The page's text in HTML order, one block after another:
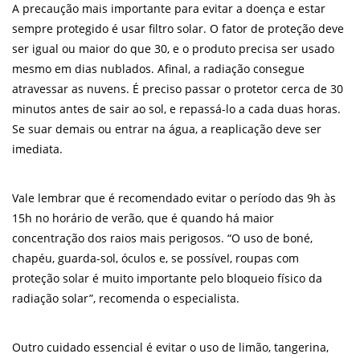
A precaução mais importante para evitar a doença e estar
sempre protegido é usar filtro solar. O fator de proteção deve
ser igual ou maior do que 30, e o produto precisa ser usado
mesmo em dias nublados. Afinal, a radiação consegue
atravessar as nuvens. É preciso passar o protetor cerca de 30
minutos antes de sair ao sol, e repassá-lo a cada duas horas.
Se suar demais ou entrar na água, a reaplicação deve ser
imediata.
Vale lembrar que é recomendado evitar o período das 9h às
15h no horário de verão, que é quando há maior
concentração dos raios mais perigosos. “O uso de boné,
chapéu, guarda-sol, óculos e, se possível, roupas com
proteção solar é muito importante pelo bloqueio físico da
radiação solar”, recomenda o especialista.
Outro cuidado essencial é evitar o uso de limão, tangerina,